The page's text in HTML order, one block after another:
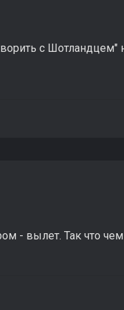
с Шотландцем"
- вылет. Так что